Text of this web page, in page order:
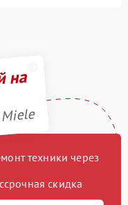
на
техники через
скидка